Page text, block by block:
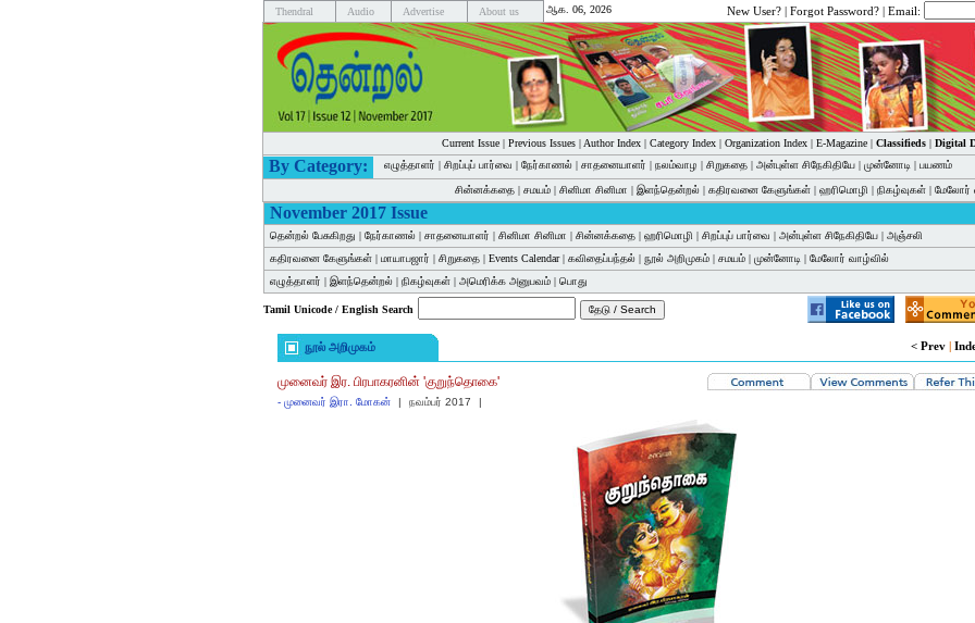
Thendral Audio Advertise About us ஆக. 06, 2026 New User? | Forgot Password? | Email:
Current Issue| Previous Issues| Author Index| Category Index| Organization Index| E-Magazine| Classifieds| Digital
By Category: எழுத்தாளர் | சிறப்புப் பார்வை | நேர்காணல் | சாதனையாளர் | நலம்வாழ | சிறுகதை | அன்புள்ள சிநேகிதியே | முன்னோடி | பயணம்
சின்னக்கதை | சமயம் | சினிமா சினிமா | இளந்தென்றல் | கதிரவனை கேளுங்கள் | ஹரிமொழி | நிகழ்வுகள் | மேலோர்
November 2017 Issue
தென்றல் பேசுகிறது | நேர்காணல் | சாதனையாளர் | சினிமா சினிமா | சின்னக்கதை | ஹரிமொழி | சிறப்புப் பார்வை | அன்புள்ள சிநேகிதியே | அஞ்சலி
கதிரவனை கேளுங்கள் | மாயாபஜார் | சிறுகதை | Events Calendar| கவிதைப்பந்தல் | நூல் அறிமுகம் | சமயம் | முன்னோடி | மேலோர் வாழ்வில்
எழுத்தாளர் | இளந்தென்றல் | நிகழ்வுகள் | அமெரிக்க அனுபவம் | பொது
Tamil Unicode / English Search
நூல் அறிமுகம் < Prev |
முனைவர் இர. பிரபாகரனின் 'குறுந்தொகை'
- முனைவர் இரா. மோகன் | நவம்பர் 2017 |